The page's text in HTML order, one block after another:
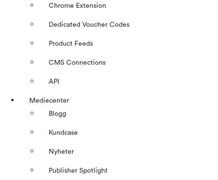
Chrome Extension
Dedicated Voucher Codes
Product Feeds
CMS Connections
API
Mediecenter
Blogg
Kundcase
Nyheter
Publisher Spotlight